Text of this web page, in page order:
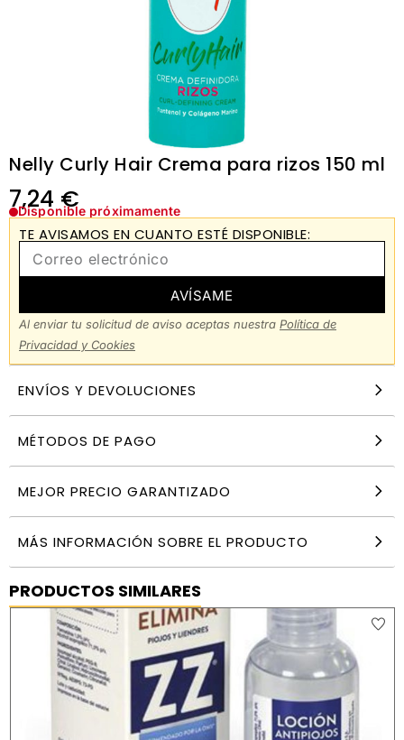
Nelly Curly Hair Crema para rizos 150 ml
7,24 €
Disponible próximamente
TE AVISAMOS EN CUANTO ESTÉ DISPONIBLE:
AVÍSAME
Al enviar tu solicitud de aviso aceptas nuestra Política de
Privacidad y Cookies
ENVÍOS Y DEVOLUCIONES
MÉTODOS DE PAGO
MEJOR PRECIO GARANTIZADO
MÁS INFORMACIÓN SOBRE EL PRODUCTO
PRODUCTOS SIMILARES